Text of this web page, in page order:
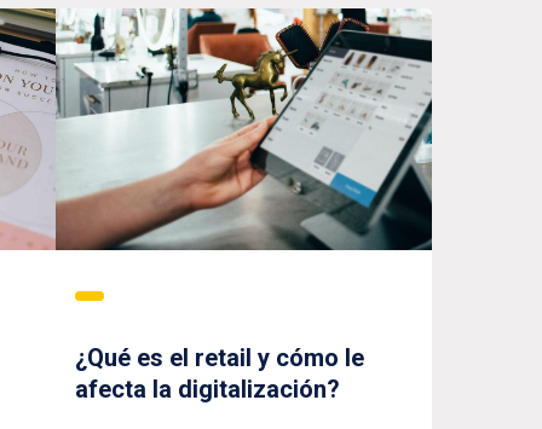
¿Qué es el retail y cómo le
afecta la digitalización?